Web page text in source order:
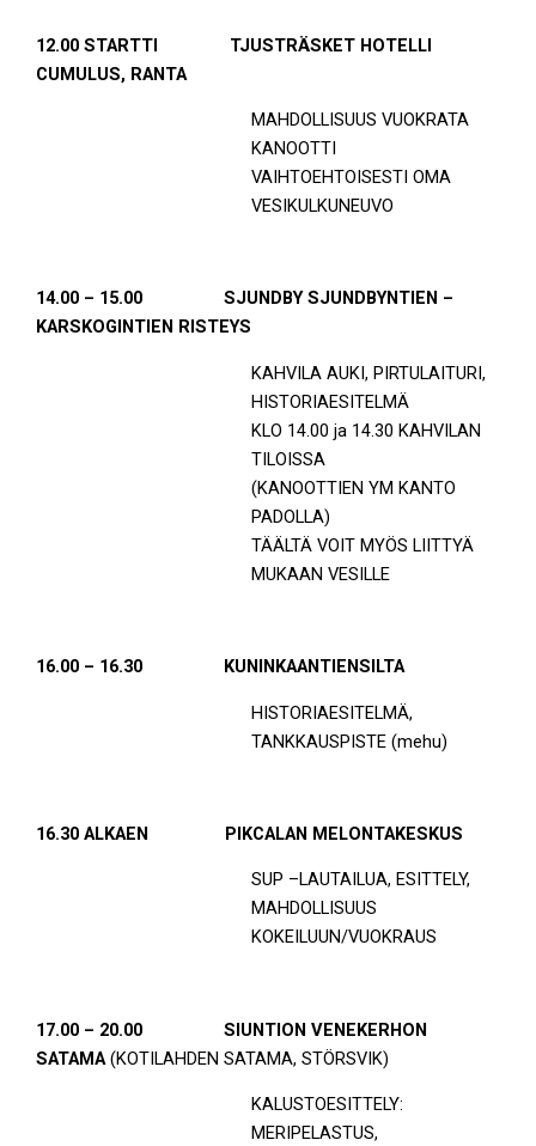
12.00 STARTTI TJUSTRÄSKET HOTELLI
CUMULUS, RANTA
MAHDOLLISUUS VUOKRATA
KANOOTTI
VAIHTOEHTOISESTI OMA
VESIKULKUNEUVO
14.00 – 15.00 SJUNDBY SJUNDBYNTIEN –
KARSKOGINTIEN RISTEYS
KAHVILA AUKI, PIRTULAITURI,
HISTORIAESITELMÄ
KLO 14.00 ja 14.30 KAHVILAN
TILOISSA
(KANOOTTIEN YM KANTO
PADOLLA)
TÄÄLTÄ VOIT MYÖS LIITTYÄ
MUKAAN VESILLE
16.00 – 16.30 KUNINKAANTIENSILTA
HISTORIAESITELMÄ,
TANKKAUSPISTE (mehu)
16.30 ALKAEN PIKCALAN MELONTAKESKUS
SUP –LAUTAILUA, ESITTELY,
MAHDOLLISUUS
KOKEILUUN/VUOKRAUS
17.00 – 20.00 SIUNTION VENEKERHON
SATAMA(KOTILAHDEN SATAMA, STÖRSVIK)
KALUSTOESITTELY:
MERIPELASTUS,